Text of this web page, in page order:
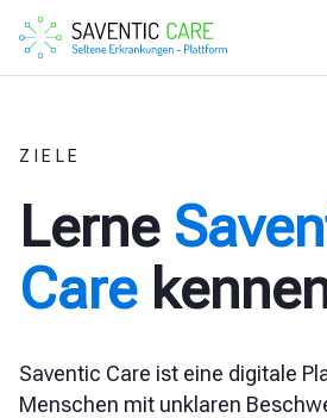
ZIELE
Lerne
Care
Saventic Care ist eine digitale
Menschen mit unklaren